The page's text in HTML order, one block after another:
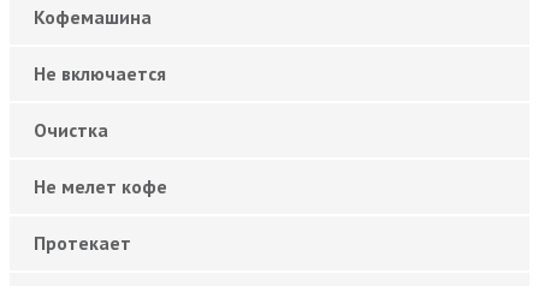
Кофемашина
Не включается
Очистка
Не мелет кофе
Протекает